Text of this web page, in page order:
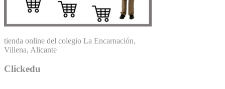
tienda online del colegio La Encarnación,
Villena, Alicante
Clickedu